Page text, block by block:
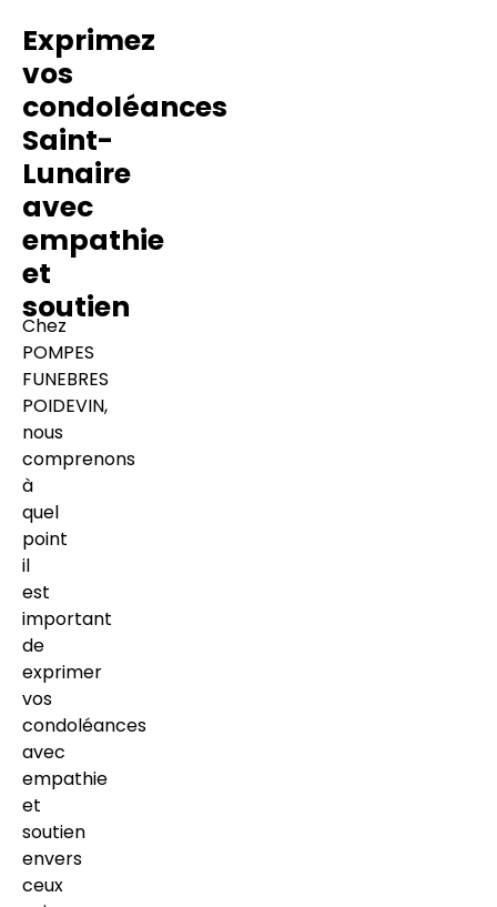
Exprimez
vos
condoléances
Saint-
Lunaire
avec
empathie
et
soutien
Chez
POMPES
FUNEBRES
POIDEVIN,
nous
comprenons
à
quel
point
il
est
important
de
exprimer
vos
condoléances
avec
empathie
et
soutien
envers
ceux